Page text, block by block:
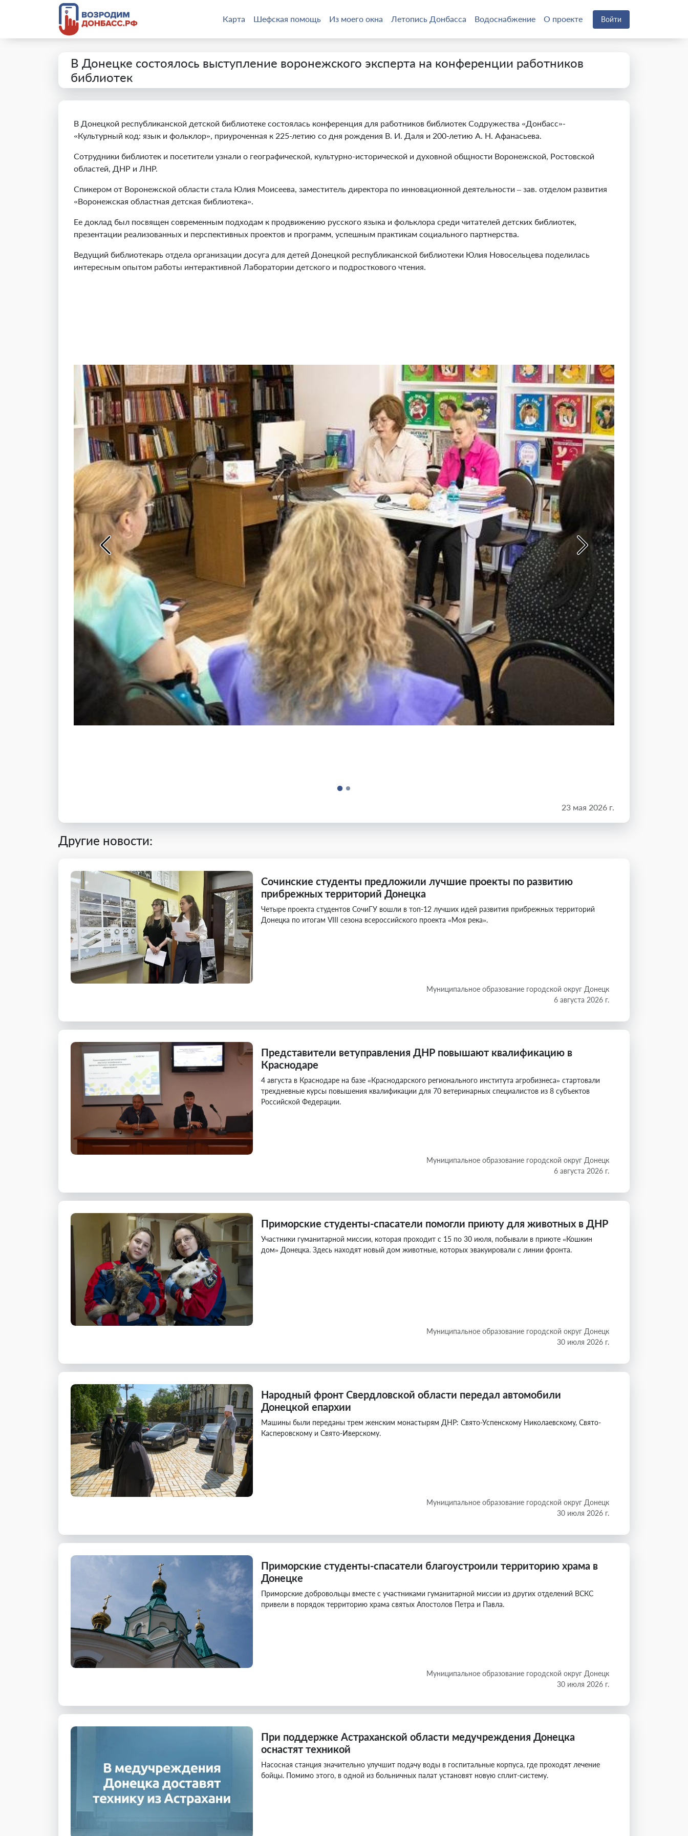
Карта Шефская помощь Из моего окна Летопись Донбасса Водоснабжение О проекте Войти
В Донецке состоялось выступление воронежского эксперта на конференции работников
библиотек
В Донецкой республиканской детской библиотеке состоялась конференция для работников библиотек Содружества «Донбасс»-
«Культурный код: язык и фольклор», приуроченная к 225-летию со дня рождения В. И. Даля и 200-летию А. Н. Афанасьева.
Сотрудники библиотек и посетители узнали о географической, культурно-исторической и духовной общности Воронежской, Ростовской
областей, ДНР и ЛНР.
Спикером от Воронежской области стала Юлия Моисеева, заместитель директора по инновационной деятельности – зав. отделом развития
«Воронежская областная детская библиотека».
Ее доклад был посвящен современным подходам к продвижению русского языка и фольклора среди читателей детских библиотек,
презентации реализованных и перспективных проектов и программ, успешным практикам социального партнерства.
Ведущий библиотекарь отдела организации досуга для детей Донецкой республиканской библиотеки Юлия Новосельцева поделилась
интересным опытом работы интерактивной Лаборатории детского и подросткового чтения.
23 мая 2026 г.
Другие новости:
Сочинские студенты предложили лучшие проекты по развитию
прибрежных территорий Донецка
Четыре проекта студентов СочиГУ вошли в топ-12 лучших идей развития прибрежных территорий
Донецка по итогам VIII сезона всероссийского проекта «Моя река».
Муниципальное образование городской округ Донецк
6 августа 2026 г.
Представители ветуправления ДНР повышают квалификацию в
Краснодаре
4 августа в Краснодаре на базе «Краснодарского регионального института агробизнеса» стартовали
трехдневные курсы повышения квалификации для 70 ветеринарных специалистов из 8 субъектов
Российской Федерации.
Муниципальное образование городской округ Донецк
6 августа 2026 г.
Приморские студенты-спасатели помогли приюту для животных в ДНР
Участники гуманитарной миссии, которая проходит с 15 по 30 июля, побывали в приюте «Кошкин
дом» Донецка. Здесь находят новый дом животные, которых эвакуировали с линии фронта.
Муниципальное образование городской округ Донецк
30 июля 2026 г.
Народный фронт Свердловской области передал автомобили
Донецкой епархии
Машины были переданы трем женским монастырям ДНР: Свято-Успенскому Николаевскому, Свято-
Касперовскому и Свято-Иверскому.
Муниципальное образование городской округ Донецк
30 июля 2026 г.
Приморские студенты-спасатели благоустроили территорию храма в
Донецке
Приморские добровольцы вместе с участниками гуманитарной миссии из других отделений ВСКС
привели в порядок территорию храма святых Апостолов Петра и Павла.
Муниципальное образование городской округ Донецк
30 июля 2026 г.
При поддержке Астраханской области медучреждения Донецка
оснастят техникой
Насосная станция значительно улучшит подачу воды в госпитальные корпуса, где проходят лечение
бойцы. Помимо этого, в одной из больничных палат установят новую сплит-систему.